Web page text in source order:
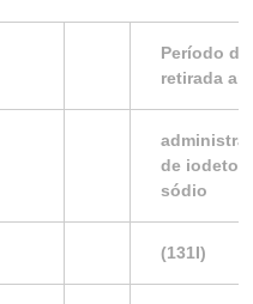
Período de
retirada
de iodeto
sódio
(131I)